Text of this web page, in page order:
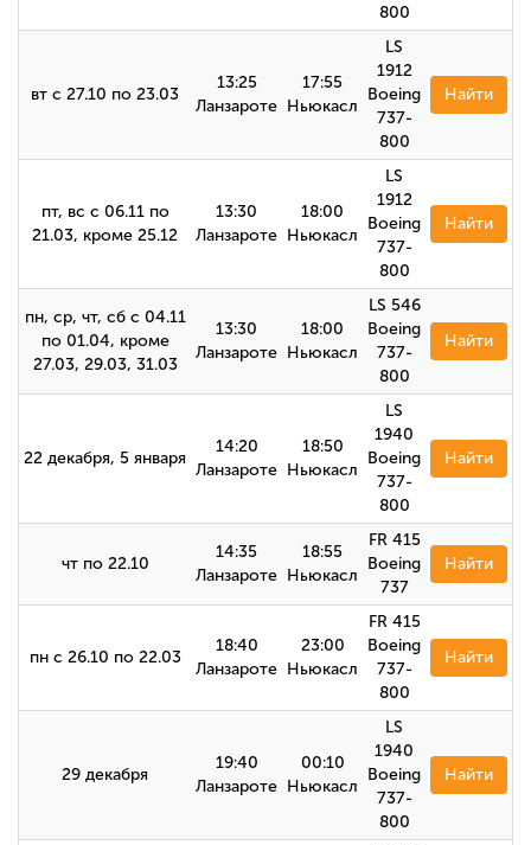
800
вт с 27.10 по 23.03
13:25
Ланзароте
17:55
Ньюкасл
LS
1912
Boeing
737-
800
Найти
пт, вс с 06.11 по
21.03, кроме 25.12
13:30
Ланзароте
18:00
Ньюкасл
LS
1912
Boeing
737-
800
Найти
пн, ср, чт, сб с 04.11
по 01.04, кроме
27.03, 29.03, 31.03
13:30
Ланзароте
18:00
Ньюкасл
LS 546
Boeing
737-
800
Найти
22 декабря, 5 января
14:20
Ланзароте
18:50
Ньюкасл
LS
1940
Boeing
737-
800
Найти
чт по 22.10
14:35
Ланзароте
18:55
Ньюкасл
FR 415
Boeing
737
Найти
пн с 26.10 по 22.03
18:40
Ланзароте
23:00
Ньюкасл
FR 415
Boeing
737-
800
Найти
29 декабря
19:40
Ланзароте
00:10
Ньюкасл
LS
1940
Boeing
737-
800
Найти